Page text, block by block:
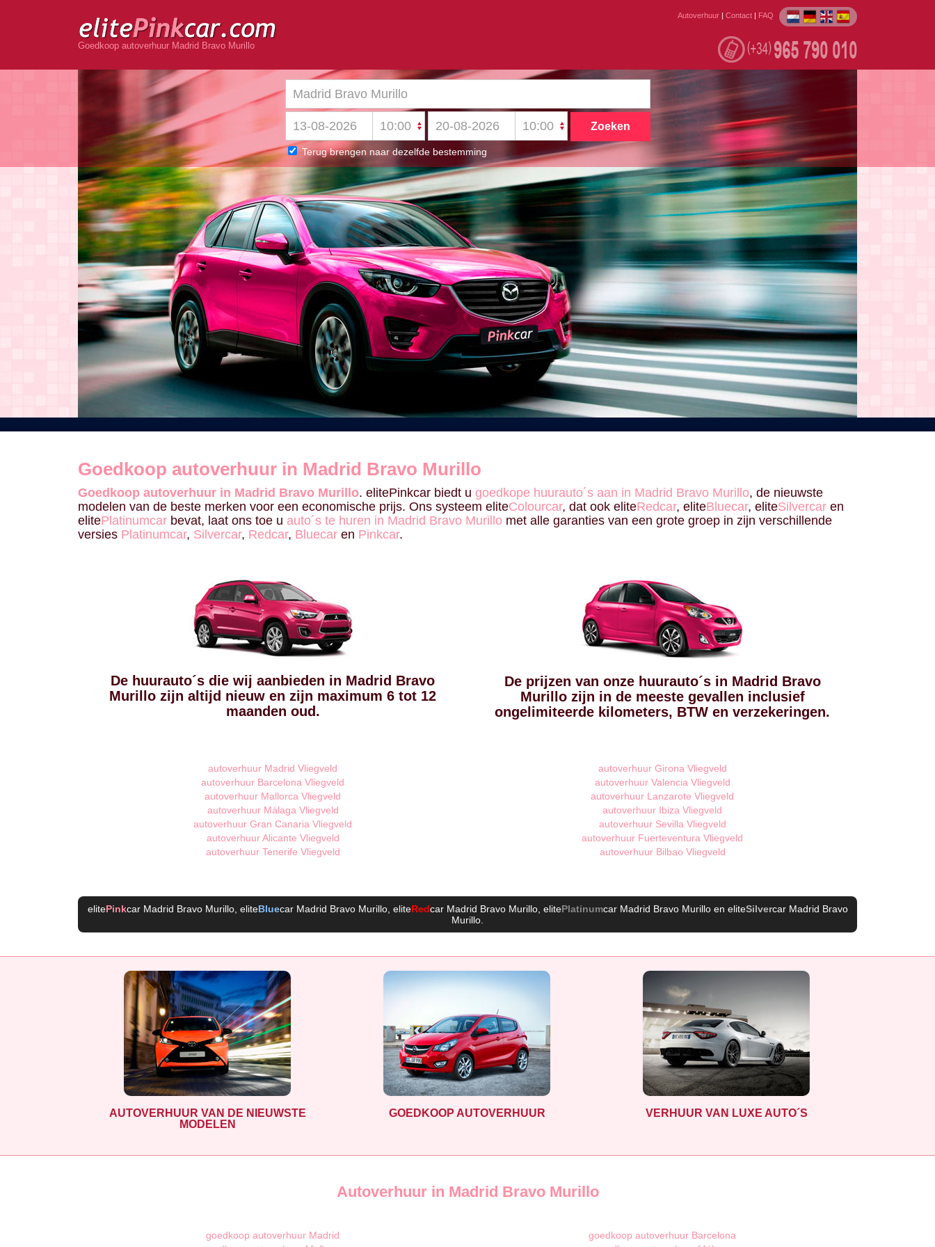
Goedkoop autoverhuur Madrid Bravo Murillo
Autoverhuur | Contact | FAQ
Goedkoop autoverhuur in Madrid Bravo Murillo
Goedkoop autoverhuur in Madrid Bravo Murillo. elitePinkcar biedt u goedkope huurauto´s aan in Madrid Bravo Murillo, de nieuwste
modelen van de beste merken voor een economische prijs. Ons systeem eliteColourcar, dat ook eliteRedcar, eliteBluecar, eliteSilvercar en
elitePlatinumcar bevat, laat ons toe u auto´s te huren in Madrid Bravo Murillo met alle garanties van een grote groep in zijn verschillende
versies Platinumcar, Silvercar, Redcar, Bluecar en Pinkcar.
De huurauto´s die wij aanbieden in Madrid Bravo
Murillo zijn altijd nieuw en zijn maximum 6 tot 12
maanden oud.
De prijzen van onze huurauto´s in Madrid Bravo
Murillo zijn in de meeste gevallen inclusief
ongelimiteerde kilometers, BTW en verzekeringen.
autoverhuur Madrid Vliegveld
autoverhuur Barcelona Vliegveld
autoverhuur Mallorca Vliegveld
autoverhuur Málaga Vliegveld
autoverhuur Gran Canaria Vliegveld
autoverhuur Alicante Vliegveld
autoverhuur Tenerife Vliegveld
autoverhuur Girona Vliegveld
autoverhuur Valencia Vliegveld
autoverhuur Lanzarote Vliegveld
autoverhuur Ibiza Vliegveld
autoverhuur Sevilla Vliegveld
autoverhuur Fuerteventura Vliegveld
autoverhuur Bilbao Vliegveld
elitePinkcar Madrid Bravo Murillo, eliteBluecar Madrid Bravo Murillo, eliteRedcar Madrid Bravo Murillo, elitePlatinumcar Madrid Bravo Murilloen eliteSilvercar Madrid Bravo
Murillo
AUTOVERHUUR VAN DE NIEUWSTE
MODELEN
GOEDKOOP AUTOVERHUUR VERHUUR VAN LUXE AUTO´S
Autoverhuur in Madrid Bravo Murillo
goedkoop autoverhuur Madrid
goedkoop autoverhuur Barcelona
Terug brengen naar dezelfde bestemming